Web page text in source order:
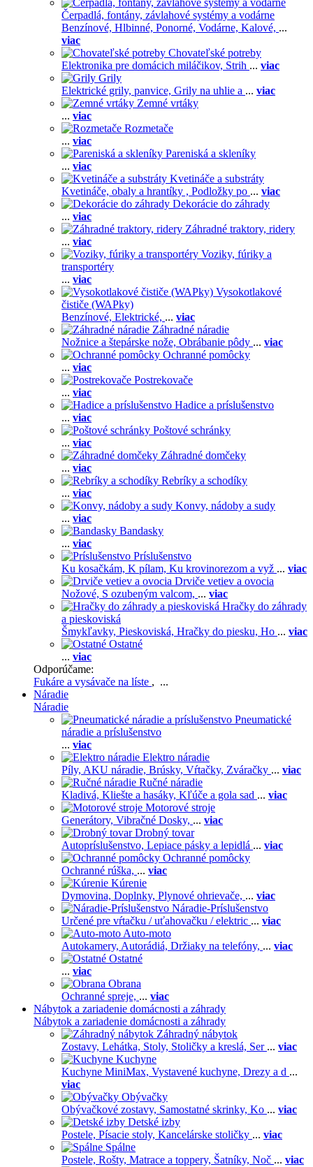
Čerpadlá, fontány, závlahové systémy a vodárne
Benzínové, Hlbinné, Ponorné, Vodárne, Kalové, ...
viac
Chovateľské potreby
Elektronika pre domácich miláčikov, Strih ... viac
Grily
Elektrické grily, panvice, Grily na uhlie a ... viac
Zemné vrtáky
... viac
Rozmetače
... viac
Pareniská a skleníky
... viac
Kvetináče a substráty
Kvetináče, obaly a hrantíky , Podložky po ... viac
Dekorácie do záhrady
... viac
Záhradné traktory, ridery
... viac
Voziky, fúriky a
transportéry
... viac
Vysokotlakové
čističe (WAPky)
Benzínové, Elektrické, ... viac
Záhradné náradie
Nožnice a štepárske nože, Obrábanie pôdy ... viac
Ochranné pomôcky
... viac
Postrekovače
... viac
Hadice a príslušenstvo
... viac
Poštové schránky
... viac
Záhradné domčeky
... viac
Rebríky a schodíky
... viac
Konvy, nádoby a sudy
... viac
Bandasky
... viac
Príslušenstvo
Ku kosačkám, K pílam, Ku krovinorezom a vyž ... viac
Drviče vetiev a ovocia
Nožové, S ozubeným valcom, ... viac
Hračky do záhrady
a pieskoviská
Šmykľavky, Pieskoviská, Hračky do piesku, Ho ... viac
Ostatné
... viac
Odporúčame:
Fukáre a vysávače na líste , ...
Náradie
Náradie
Pneumatické
náradie a príslušenstvo
... viac
Elektro náradie
Píly, AKU náradie, Brúsky, Vŕtačky, Zváračky ... viac
Ručné náradie
Kladivá, Kliešte a hasáky, Kľúče a gola sad ... viac
Motorové stroje
Generátory, Vibračné Dosky, ... viac
Drobný tovar
Autopríslušenstvo, Lepiace pásky a lepidlá ... viac
Ochranné pomôcky
Ochranné rúška, ... viac
Kúrenie
Dymovina, Doplnky, Plynové ohrievače, ... viac
Náradie-Príslušenstvo
Určené pre vŕtačku / uťahovačku / elektric ... viac
Auto-moto
Autokamery, Autorádiá, Držiaky na telefóny, ... viac
Ostatné
... viac
Obrana
Ochranné spreje, ... viac
Nábytok a zariadenie domácnosti a záhrady
Nábytok a zariadenie domácnosti a záhrady
Záhradný nábytok
Zostavy, Lehátka, Stoly, Stoličky a kreslá, Ser ... viac
Kuchyne
Kuchyne MiniMax, Vystavené kuchyne, Drezy a d ...
viac
Obývačky
Obývačkové zostavy, Samostatné skrinky, Ko ... viac
Detské izby
Postele, Písacie stoly, Kancelárske stoličky ... viac
Spálne
Postele, Rošty, Matrace a toppery, Šatníky, Noč ... viac